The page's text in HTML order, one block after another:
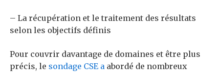
– La récupération et le traitement des résultats
selon les objectifs définis
Pour couvrir davantage de domaines et être plus
précis, le sondage CSE a abordé de nombreux